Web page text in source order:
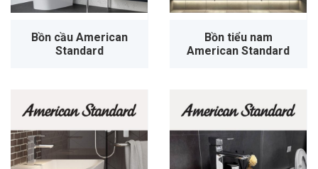
Bồn cầu American
Standard
Bồn tiểu nam
American Standard